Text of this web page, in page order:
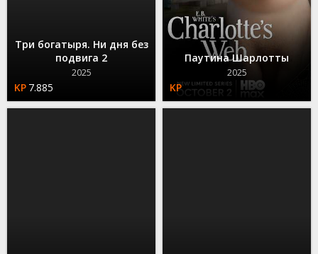
Три богатыря. Ни дня без
подвига 2
2025
7.885
Паутина Шарлотты
2025